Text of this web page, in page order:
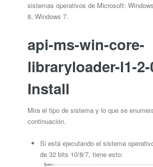
sistemas operativos de Microsoft:
8, Windows 7.
api-ms-win-core-
libraryloader-l1-
Install
Mira el tipo de sistema y lo que se
continuación.
Si está ejecutando el sistema
de 32 bits 10/8/7, tiene esto: